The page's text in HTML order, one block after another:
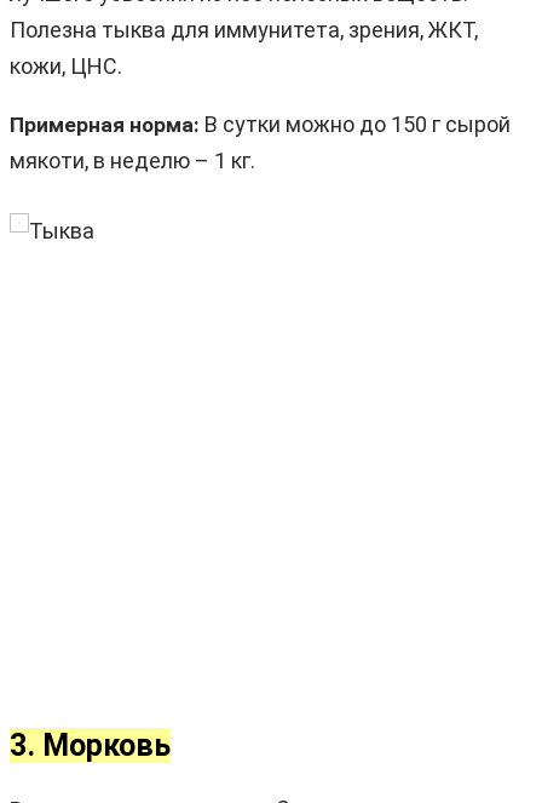
Полезна тыква для иммунитета, зрения, ЖКТ,
кожи, ЦНС.
Примерная норма: В сутки можно до 150 г сырой
мякоти, в неделю – 1 кг.
3. Морковь